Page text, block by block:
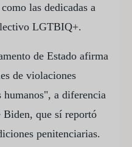
las dedicadas a
LGTBIQ+.
de Estado afirma
de violaciones
a diferencia
que sí reportó
penitenciarias.